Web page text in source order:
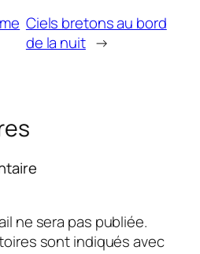
Ciels bretons au bord
de la nuit →
ne sera pas publiée.
sont indiqués avec